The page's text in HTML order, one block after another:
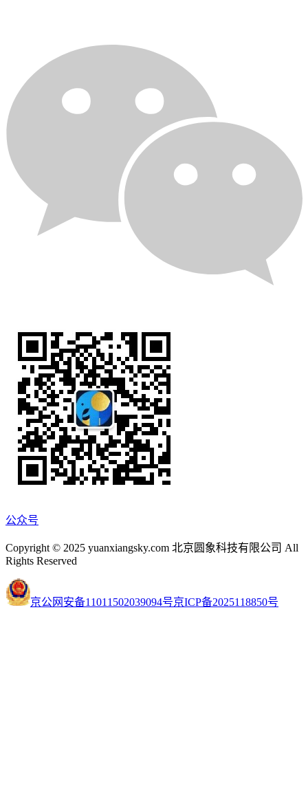
公众号
Copyright © 2025 yuanxiangsky.com 北京圆象科技有限公司 All
Rights Reserved
京公网安备11011502039094号京ICP备2025118850号